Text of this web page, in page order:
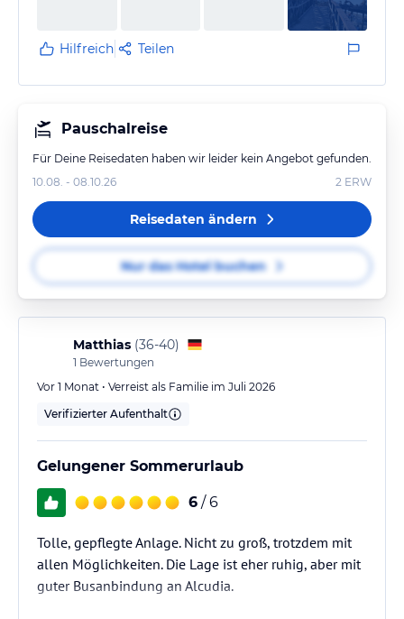
Hilfreich Teilen
Pauschalreise
Für Deine Reisedaten haben wir leider kein Angebot gefunden.
10.08. - 08.10.26
2 ERW
Reisedaten ändern
Nur das Hotel buchen
Matthias (36-40)
1 Bewertungen
Vor 1 Monat • Verreist als Familie im Juli 2026
Verifizierter Aufenthalt
Gelungener Sommerurlaub
6 / 6
Tolle, gepflegte Anlage. Nicht zu groß, trotzdem mit
allen Möglichkeiten. Die Lage ist eher ruhig, aber mit
guter Busanbindung an Alcudia.